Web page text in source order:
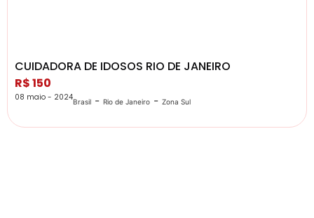
CUIDADORA DE IDOSOS RIO DE JANEIRO
R$ 150
08 maio - 2024Brasil - Rio de Janeiro - Zona Sul